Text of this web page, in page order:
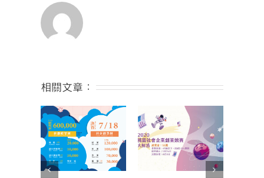
中
相關文章：